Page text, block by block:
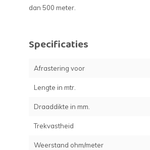
dan 500 meter.
Specificaties
Afrastering voor
Lengte in mtr.
Draaddikte in mm.
Trekvastheid
Weerstand ohm/meter